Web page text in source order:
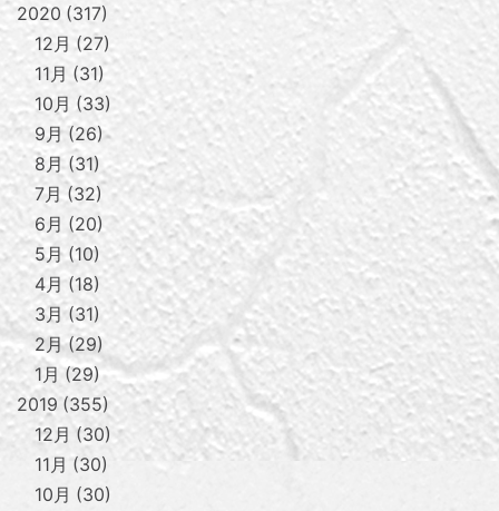
2020 317
12月
27
11月
31
10月
33
9月 26
8月 31
7月
32
6月
20
5月 10
4月
18
3月
31
2月 29
1月
29
2019 355
12月
30
11月
30
10月
30